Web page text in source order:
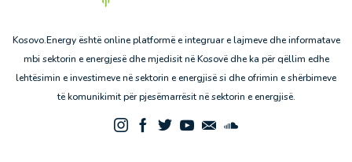
Kosovo.Energy është online platformë e integruar e lajmeve dhe informatave
mbi sektorin e energjesë dhe mjedisit në Kosovë dhe ka për qëllim edhe
lehtësimin e investimeve në sektorin e energjisë si dhe ofrimin e shërbimeve
të komunikimit për pjesëmarrësit në sektorin e energjisë.